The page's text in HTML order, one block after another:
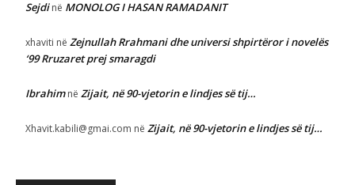
Sejdinë MONOLOG I HASAN RAMADANIT
xhaviti në Zejnullah Rrahmani dhe universi shpirtëror i novelës
‘99 Rruzaret prej smaragdi
Ibrahimnë Zijait, në 90-vjetorin e lindjes së tij…
Xhavit.kabili@gmai.com në Zijait, në 90-vjetorin e lindjes së tij…